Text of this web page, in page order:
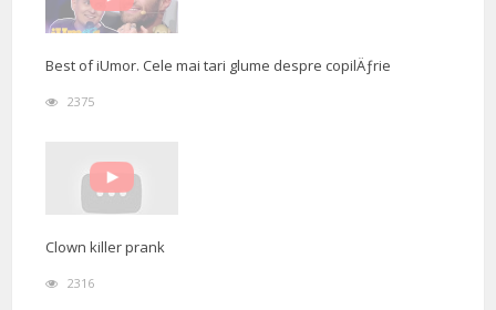
Best of iUmor. Cele mai tari glume despre copilÄƒrie
2375
Clown killer prank
2316